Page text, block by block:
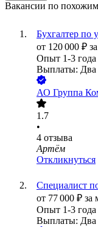
Вакансии по
Бухгалтер по
от 120 000 ₽
Опыт 1-3 года
Выплаты: Два
АО Группа
1.7
•
4 отзыва
Артём
Откликнуться
Специалист
от 77 000 ₽ за
Опыт 1-3 года
Выплаты: Два